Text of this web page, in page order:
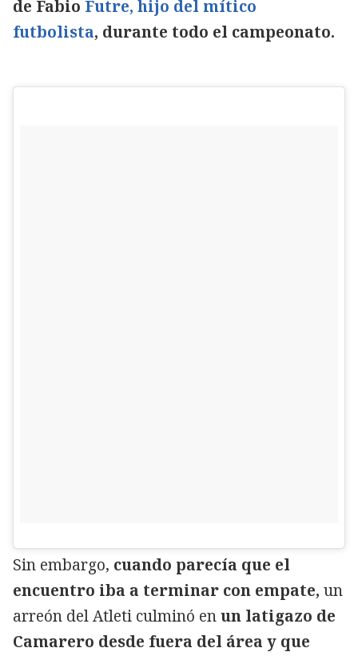
de Fabio Futre, hijo del mítico
futbolista, durante todo el campeonato.
Sin embargo, cuando parecía que el
encuentro iba a terminar con empate, un
arreón del Atleti culminó enun latigazo de
Camarero desde fuera del área y que